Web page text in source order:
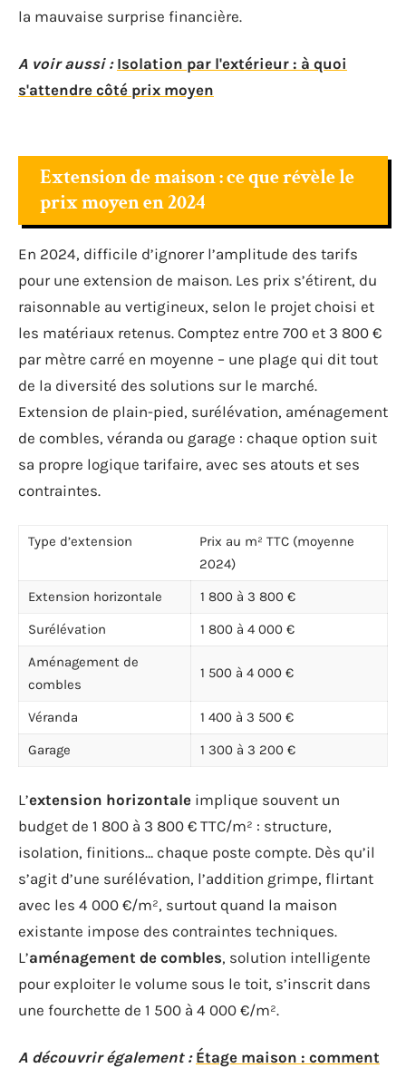
la mauvaise surprise financière.
A voir aussi : Isolation par l'extérieur : à quoi
s'attendre côté prix moyen
Extension de maison : ce que révèle le
prix moyen en 2024
En 2024, difficile d’ignorer l’amplitude des tarifs
pour une extension de maison. Les prix s’étirent, du
raisonnable au vertigineux, selon le projet choisi et
les matériaux retenus. Comptez entre 700 et 3 800 €
par mètre carré en moyenne – une plage qui dit tout
de la diversité des solutions sur le marché.
Extension de plain-pied, surélévation, aménagement
de combles, véranda ou garage : chaque option suit
sa propre logique tarifaire, avec ses atouts et ses
contraintes.
Type d’extension
Prix au m² TTC (moyenne
2024)
Extension horizontale
1 800 à 3 800 €
Surélévation
1 800 à 4 000 €
Aménagement de
combles
1 500 à 4 000 €
Véranda
1 400 à 3 500 €
Garage
1 300 à 3 200 €
L’extension horizontale implique souvent un
budget de 1 800 à 3 800 € TTC/m² : structure,
isolation, finitions… chaque poste compte. Dès qu’il
s’agit d’une surélévation, l’addition grimpe, flirtant
avec les 4 000 €/m², surtout quand la maison
existante impose des contraintes techniques.
L’aménagement de combles, solution intelligente
pour exploiter le volume sous le toit, s’inscrit dans
une fourchette de 1 500 à 4 000 €/m².
A découvrir également : Étage maison : comment